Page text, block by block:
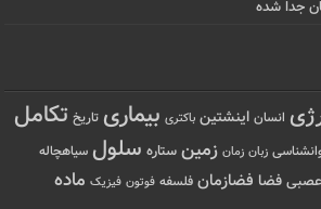
جدا شده
انسان اینشتین باکتری بیماری تاریخ تکامل
زبان زمان زمین ستاره سلول سیاهچاله
عصبی فضا فضازمان فلسفه فوتون فیزیک ماده